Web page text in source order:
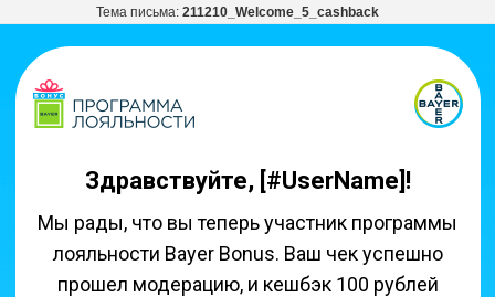
Тема письма: 211210_Welcome_5_cashback
Здравствуйте, [#UserName]!
Мы рады, что вы теперь участник программы
лояльности Bayer Bonus. Ваш чек успешно
прошел модерацию, и кешбэк 100 рублей